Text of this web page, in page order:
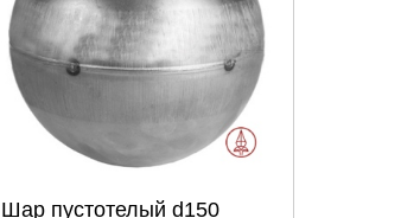
Шар пустотелый d150
Выберите количество: